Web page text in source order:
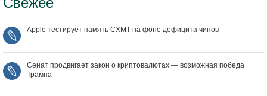
Apple тестирует память CXMT на фоне дефицита чипов
Сенат продвигает закон о криптовалютах — возможная победа
Трампа